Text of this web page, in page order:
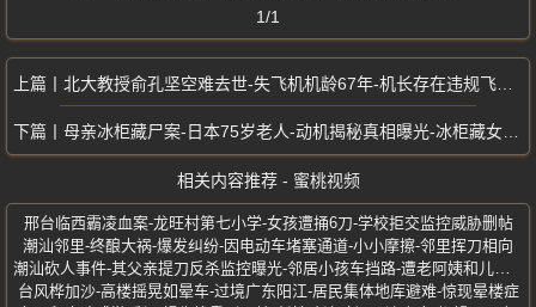
1/1
北大教授俞孔坚空难去世-失飞机机龄67年-机长存在违规飞行-飞机黑匣子曝光
母亲冰柜藏尸案-日本75岁老人-动机揭秘真相曝光-冰柜藏女儿尸体20年
相关内容推荐 - 蜜桃视频
邢台临西霸凌血案-龙旺村第七小学-女孩遭捅6刀-学校拒交监控威胁删帖
潮汕邻里-终酿大祸-爆发纠纷-因电动车堵塞通道-小小摩擦-邻里挥刀相向
潮汕砍人事件-其父亲提刀反杀监控曝光-邻居小孩车挡路-遭老阿姨和儿子暴打
台风桦加沙-高楼摇晃如晕车-过境广东阳江-居民集体地库避难-惊现晕楼症